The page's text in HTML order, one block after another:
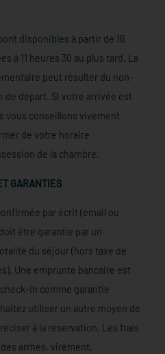
disponibles à partir de 16
à 11 heures 30 au plus tard. La
peut résulter du non-
départ. Si votre arrivée est
vous conseillons vivement
de votre horaire
de la chambre.
GARANTIES
par écrit (email ou
être garantie par un
du séjour (hors taxe de
Une emprunte bancaire est
in comme garantie
utiliser un autre moyen de
à la réservation. Les frais
arrhes, virement,